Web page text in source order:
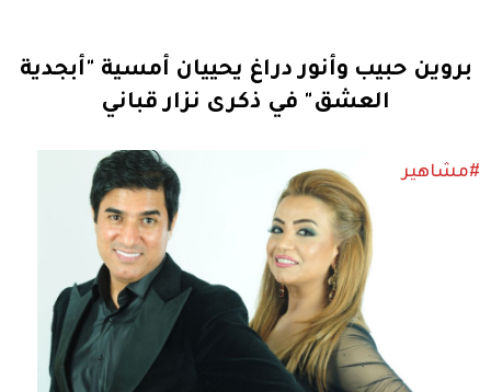
بروين حبيب وأنور دراغ يحييان أمسية "أبجدية
العشق" في ذكرى نزار قباني
#مشاهير